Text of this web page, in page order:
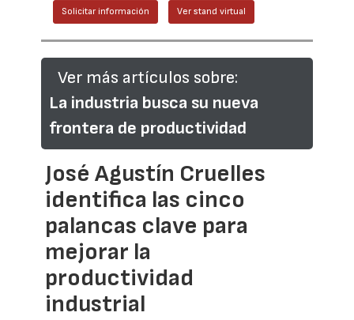
Solicitar información Ver stand virtual
Ver más artículos sobre:
La industria busca su nueva
frontera de productividad
José Agustín Cruelles
identifica las cinco
palancas clave para
mejorar la
productividad
industrial